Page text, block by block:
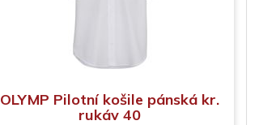
OLYMP Pilotní košile pánská kr.
rukáv 40